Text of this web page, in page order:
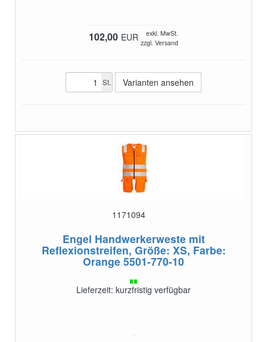
102,00 EUR
exkl. MwSt.
zzgl. Versand
St. Varianten ansehen
1171094
Engel Handwerkerweste mit
Reflexionstreifen, Größe: XS, Farbe:
Orange 5501-770-10
Lieferzeit: kurzfristig verfügbar